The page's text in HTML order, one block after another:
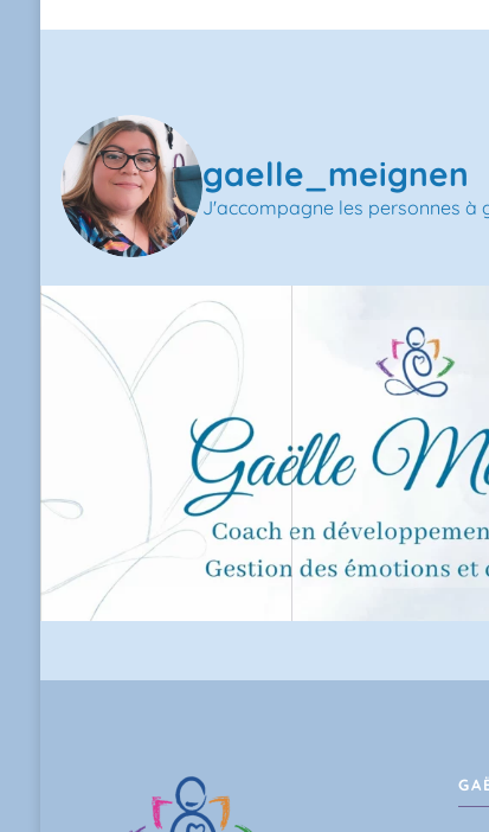
gaelle_meignen
J'accompagne les personnes à